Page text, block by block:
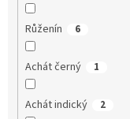
Růženín 6
Achát černý 1
Achát indický 2